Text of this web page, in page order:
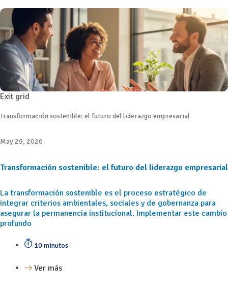
Exit grid
Transformación sostenible: el futuro del liderazgo empresarial
May 29, 2026
Transformación sostenible: el futuro del liderazgo empresarial
La transformación sostenible es el proceso estratégico de
integrar criterios ambientales, sociales y de gobernanza para
asegurar la permanencia institucional. Implementar este cambio
profundo
10 minutos
Ver más